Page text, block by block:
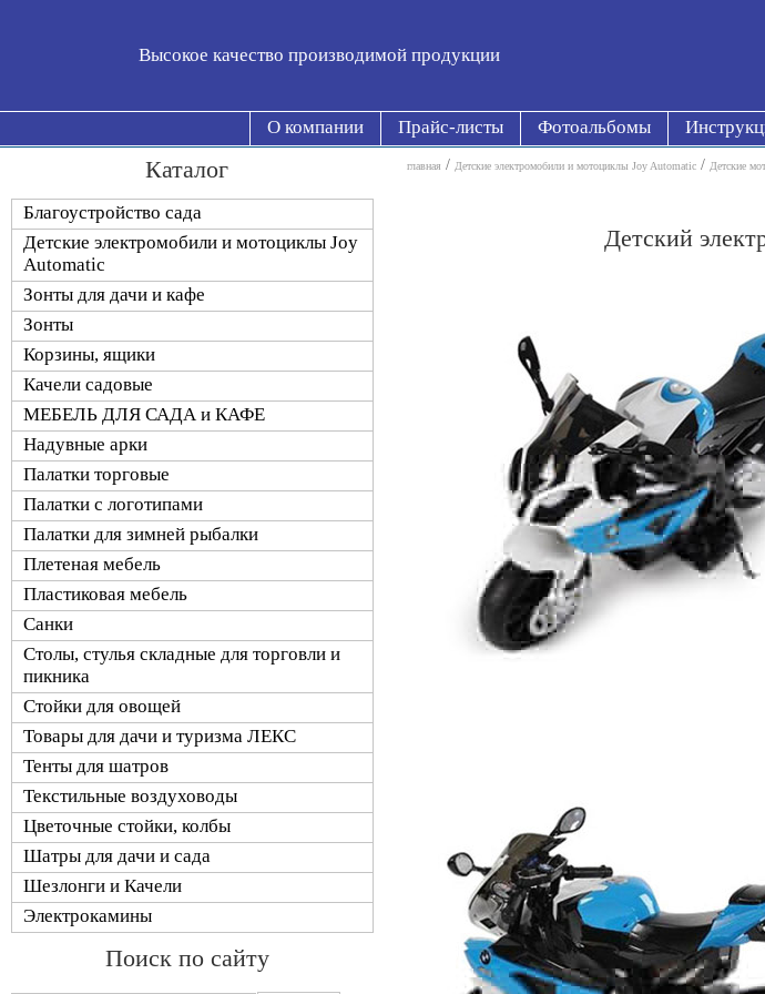
Высокое качество производимой продукции
О компании Прайс-листы Фотоальбомы
Каталог
Благоустройство сада
Детские электромобили и мотоциклы Joy
Automatic
Зонты для дачи и кафе
Зонты
Корзины, ящики
Качели садовые
МЕБЕЛЬ ДЛЯ САДА и КАФЕ
Надувные арки
Палатки торговые
Палатки с логотипами
Палатки для зимней рыбалки
Плетеная мебель
Пластиковая мебель
Санки
Столы, стулья складные для торговли и
пикника
Стойки для овощей
Товары для дачи и туризма ЛЕКС
Тенты для шатров
Текстильные воздуховоды
Цветочные стойки, колбы
Шатры для дачи и сада
Шезлонги и Качели
Электрокамины
Поиск по сайту
главная / Детские электромобили и мотоциклы Joy Automatic / Детские
Детский